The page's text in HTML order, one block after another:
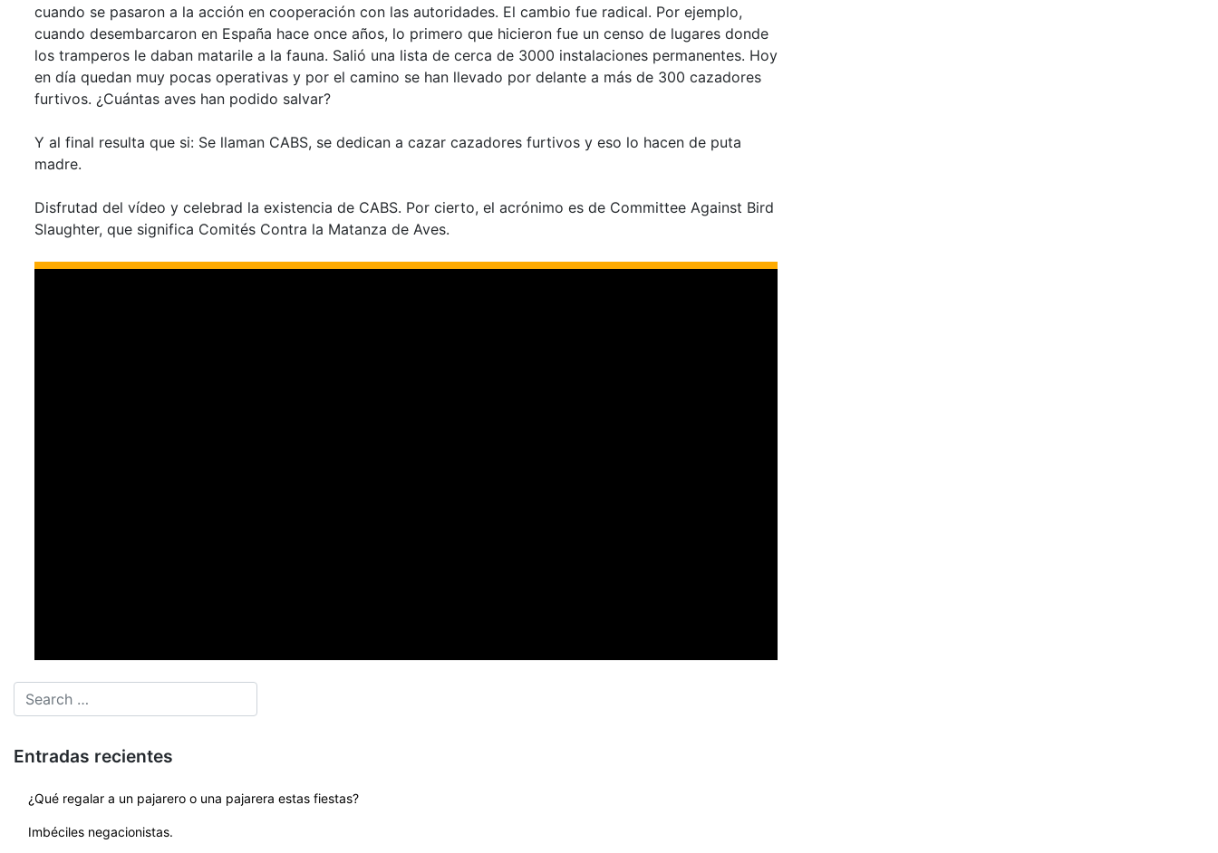
cuando se pasaron a la acción en cooperación con las autoridades. El cambio fue radical. Por ejemplo,
cuando desembarcaron en España hace once años, lo primero que hicieron fue un censo de lugares donde
los tramperos le daban matarile a la fauna. Salió una lista de cerca de 3000 instalaciones permanentes. Hoy
en día quedan muy pocas operativas y por el camino se han llevado por delante a más de 300 cazadores
furtivos. ¿Cuántas aves han podido salvar?
Y al final resulta que si: Se llaman CABS, se dedican a cazar cazadores furtivos y eso lo hacen de puta
madre.
Disfrutad del vídeo y celebrad la existencia de CABS. Por cierto, el acrónimo es de Committee Against Bird
Slaughter, que significa Comités Contra la Matanza de Aves.
Entradas recientes
¿Qué regalar a un pajarero o una pajarera estas fiestas?
Imbéciles negacionistas.